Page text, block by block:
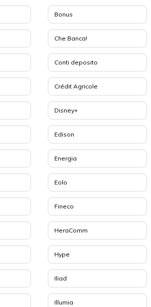
Bonus
Che Banca!
Conti deposito
Crédit Agricole
Disney+
Edison
Energia
Eolo
Fineco
HeraComm
Hype
Iliad
Illumia